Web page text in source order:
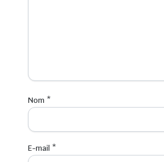
Nom *
E-mail *